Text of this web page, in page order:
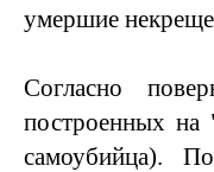
умершие
Согласно
построенных на
самоубийца).